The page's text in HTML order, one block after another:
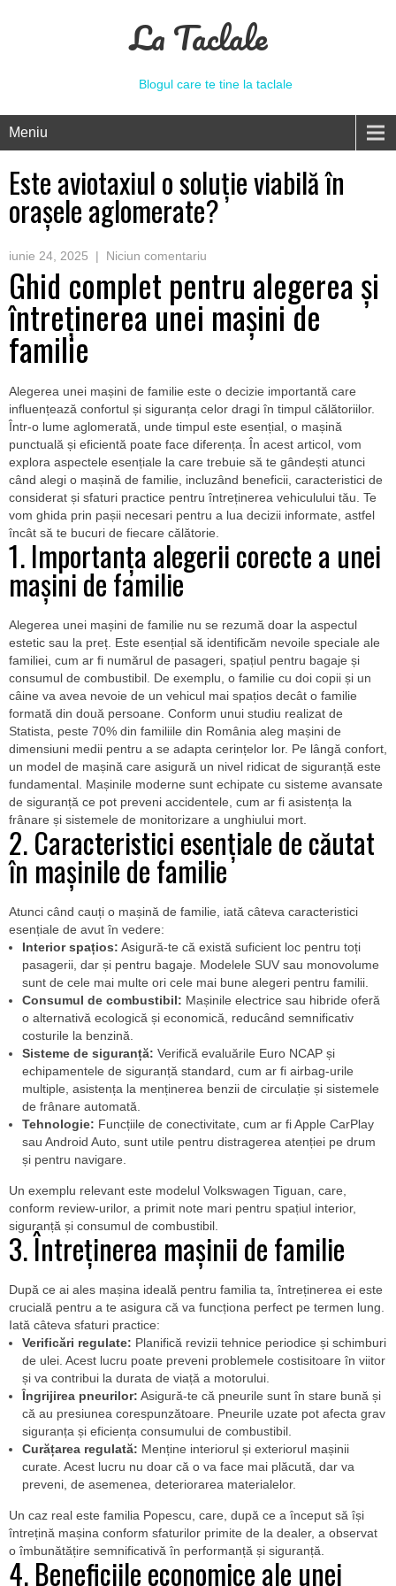
La Taclale
Blogul care te tine la taclale
Meniu
Este aviotaxiul o soluție viabilă în
orașele aglomerate?
iunie 24, 2025 | Niciun comentariu
Ghid complet pentru alegerea și
întreținerea unei mașini de
familie
Alegerea unei mașini de familie este o decizie importantă care
influențează confortul și siguranța celor dragi în timpul călătoriilor.
Într-o lume aglomerată, unde timpul este esențial, o mașină
punctuală și eficientă poate face diferența. În acest articol, vom
explora aspectele esențiale la care trebuie să te gândești atunci
când alegi o mașină de familie, incluzând beneficii, caracteristici de
considerat și sfaturi practice pentru întreținerea vehiculului tău. Te
vom ghida prin pașii necesari pentru a lua decizii informate, astfel
încât să te bucuri de fiecare călătorie.
1. Importanța alegerii corecte a unei
mașini de familie
Alegerea unei mașini de familie nu se rezumă doar la aspectul
estetic sau la preț. Este esențial să identificăm nevoile speciale ale
familiei, cum ar fi numărul de pasageri, spațiul pentru bagaje și
consumul de combustibil. De exemplu, o familie cu doi copii și un
câine va avea nevoie de un vehicul mai spațios decât o familie
formată din două persoane. Conform unui studiu realizat de
Statista, peste 70% din familiile din România aleg mașini de
dimensiuni medii pentru a se adapta cerințelor lor. Pe lângă confort,
un model de mașină care asigură un nivel ridicat de siguranță este
fundamental. Mașinile moderne sunt echipate cu sisteme avansate
de siguranță ce pot preveni accidentele, cum ar fi asistența la
frânare și sistemele de monitorizare a unghiului mort.
2. Caracteristici esențiale de căutat
în mașinile de familie
Atunci când cauți o mașină de familie, iată câteva caracteristici
esențiale de avut în vedere:
Interior spațios: Asigură-te că există suficient loc pentru toți
pasagerii, dar și pentru bagaje. Modelele SUV sau monovolume
sunt de cele mai multe ori cele mai bune alegeri pentru familii.
Consumul de combustibil: Mașinile electrice sau hibride oferă
o alternativă ecologică și economică, reducând semnificativ
costurile la benzină.
Sisteme de siguranță: Verifică evaluările Euro NCAP și
echipamentele de siguranță standard, cum ar fi airbag-urile
multiple, asistența la menținerea benzii de circulație și sistemele
de frânare automată.
Tehnologie: Funcțiile de conectivitate, cum ar fi Apple CarPlay
sau Android Auto, sunt utile pentru distragerea atenției pe drum
și pentru navigare.
Un exemplu relevant este modelul Volkswagen Tiguan, care,
conform review-urilor, a primit note mari pentru spațiul interior,
siguranță și consumul de combustibil.
3. Întreținerea mașinii de familie
După ce ai ales mașina ideală pentru familia ta, întreținerea ei este
crucială pentru a te asigura că va funcționa perfect pe termen lung.
Iată câteva sfaturi practice:
Verificări regulate: Planifică revizii tehnice periodice și schimburi
de ulei. Acest lucru poate preveni problemele costisitoare în viitor
și va contribui la durata de viață a motorului.
Îngrijirea pneurilor: Asigură-te că pneurile sunt în stare bună și
că au presiunea corespunzătoare. Pneurile uzate pot afecta grav
siguranța și eficiența consumului de combustibil.
Curățarea regulată: Menține interiorul și exteriorul mașinii
curate. Acest lucru nu doar că o va face mai plăcută, dar va
preveni, de asemenea, deteriorarea materialelor.
Un caz real este familia Popescu, care, după ce a început să își
întrețină mașina conform sfaturilor primite de la dealer, a observat
o îmbunătățire semnificativă în performanță și siguranță.
4. Beneficiile economice ale unei